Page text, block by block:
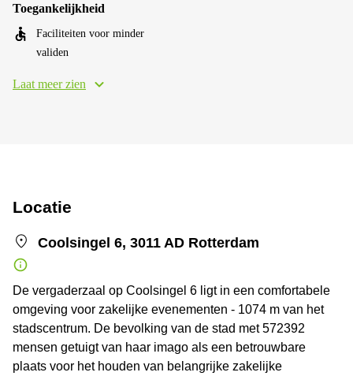
Toegankelijkheid
Faciliteiten voor minder
validen
Laat meer zien
Locatie
Coolsingel 6, 3011 AD Rotterdam
De vergaderzaal op Coolsingel 6 ligt in een comfortabele
omgeving voor zakelijke evenementen - 1074 m van het
stadscentrum. De bevolking van de stad met 572392
mensen getuigt van haar imago als een betrouwbare
plaats voor het houden van belangrijke zakelijke